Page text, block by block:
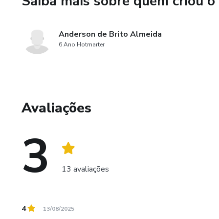
Anderson de Brito Almeida
6 Ano Hotmarter
Avaliações
3 13 avaliações
4 13/08/2025